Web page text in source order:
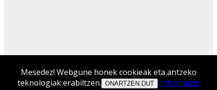
Mesedez! Webgune honek cookieak eta antzeko
teknologiak erabiltzen. ONARTZEN DUT
Informazio